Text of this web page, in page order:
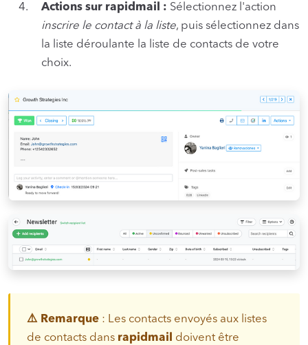
Actions sur rapidmail : Sélectionnez l'action
inscrire le contact à la liste, puis sélectionnez dans
la liste déroulante la liste de contacts de votre
choix.
⚠️ Remarque : Les contacts envoyés aux listes
de contacts dans rapidmail doivent être